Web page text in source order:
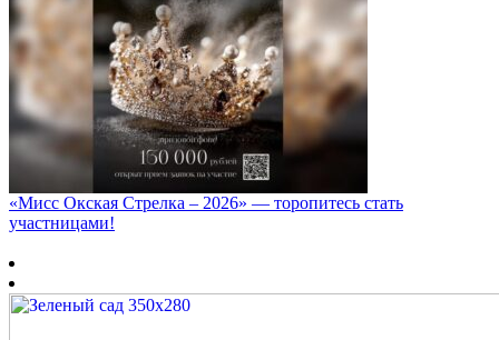
«Мисс Окская Стрелка – 2026» — торопитесь стать
участницами!